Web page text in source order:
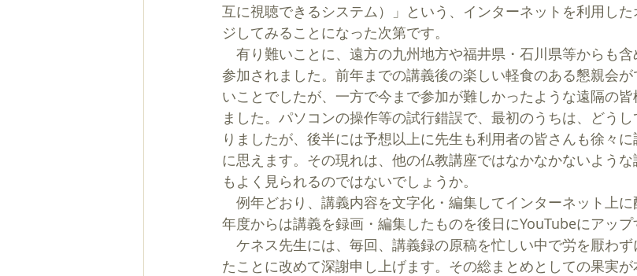
互に視聴できるシステム）」という、インターネットを利用し
ジしてみることになった次第です。
有り難いことに、遠方の九州地方や福井県・石川県等からも
参加されました。前年までの講義後の楽しい軽食のある懇親会
いことでしたが、一方で今まで参加が難しかったような遠隔の
ました。パソコンの操作等の試行錯誤で、最初のうちは、どう
りましたが、後半には予想以上に先生も利用者の皆さんも徐々
に思えます。その現れは、他の仏教講座ではなかなかないよう
もよく見られるのではないでしょうか。
例年どおり、講義内容を文字化・編集してインターネット上
年度からは講義を録画・編集したものを後日にYouTubeにアップ
ケネス先生には、毎回、講義録の原稿を忙しい中で労を厭わ
たことに改めて深謝申し上げます。その総まとめとしての果実